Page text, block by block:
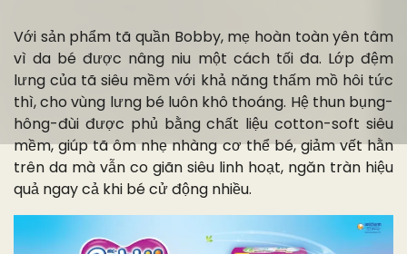
Với sản phẩm tã quần Bobby, mẹ hoàn toàn yên tâm
vì da bé được nâng niu một cách tối đa. Lớp đệm
lưng của tã siêu mềm với khả năng thấm mồ hôi tức
thì, cho vùng lưng bé luôn khô thoáng. Hệ thun bụng-
hông-đùi được phủ bằng chất liệu cotton-soft siêu
mềm, giúp tã ôm nhẹ nhàng cơ thể bé, giảm vết hằn
trên da mà vẫn co giãn siêu linh hoạt, ngăn tràn hiệu
quả ngay cả khi bé cử động nhiều.